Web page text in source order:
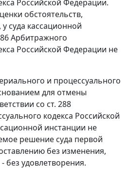
Российской Федерации.
обстоятельств,
суда кассационной
Арбитражного
Российской Федерации не
и процессуального
для отмены
со ст. 288
кодекса Российской
инстанции не
решение суда первой
без изменения,
без удовлетворения.